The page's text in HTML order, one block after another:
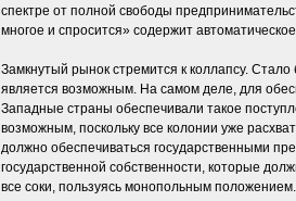
спектре от полной свободы
многое и спросится» содержит
Замкнутый рынок стремится к коллапсу.
является возможным. На самом деле, для
Западные страны обеспечивали такое
возможным, поскольку все колонии уже
должно обеспечиваться государственными
государственной собственности, которые
все соки, пользуясь монопольным